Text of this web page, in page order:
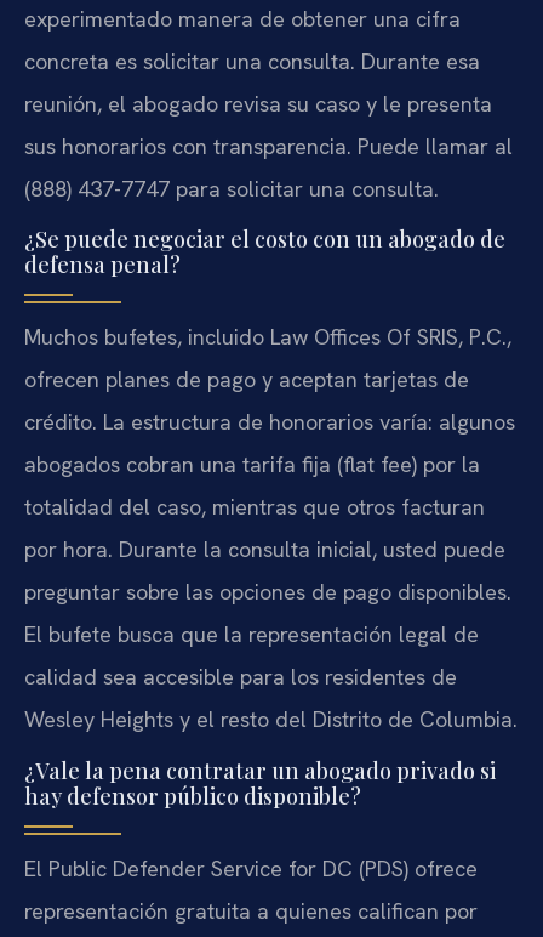
experimentado manera de obtener una cifra
concreta es solicitar una consulta. Durante esa
reunión, el abogado revisa su caso y le presenta
sus honorarios con transparencia. Puede llamar al
(888) 437-7747 para solicitar una consulta.
¿Se puede negociar el costo con un abogado de
defensa penal?
Muchos bufetes, incluido Law Offices Of SRIS, P.C.,
ofrecen planes de pago y aceptan tarjetas de
crédito. La estructura de honorarios varía: algunos
abogados cobran una tarifa fija (flat fee) por la
totalidad del caso, mientras que otros facturan
por hora. Durante la consulta inicial, usted puede
preguntar sobre las opciones de pago disponibles.
El bufete busca que la representación legal de
calidad sea accesible para los residentes de
Wesley Heights y el resto del Distrito de Columbia.
¿Vale la pena contratar un abogado privado si
hay defensor público disponible?
El Public Defender Service for DC (PDS) ofrece
representación gratuita a quienes califican por